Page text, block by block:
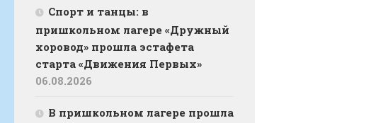
Спорт и танцы: в
пришкольном лагере «Дружный
хоровод» прошла эстафета
старта «Движения Первых»
06.08.2026
В пришкольном лагере прошла